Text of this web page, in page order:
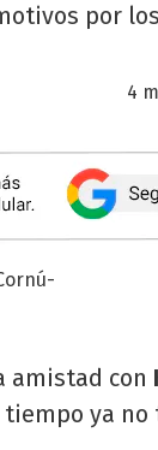
por
4
amistad con
ya